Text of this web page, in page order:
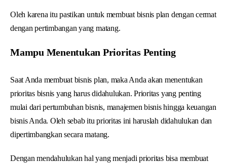
Oleh karena itu pastikan untuk membuat bisnis plan dengan cermat
dengan pertimbangan yang matang.
Mampu Menentukan Prioritas Penting
Saat Anda membuat bisnis plan, maka Anda akan menentukan
prioritas bisnis yang harus didahulukan. Prioritas yang penting
mulai dari pertumbuhan bisnis, manajemen bisnis hingga keuangan
bisnis Anda. Oleh sebab itu prioritas ini haruslah didahulukan dan
dipertimbangkan secara matang.
Dengan mendahulukan hal yang menjadi prioritas bisa membuat